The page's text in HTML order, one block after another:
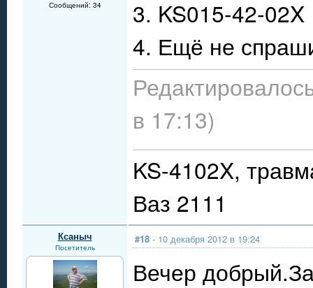
Сообщений: 34
3. KS015-42-02X
4. Ещё не
в 17:13)
KS-4102X,
Ваз 2111
Ксаныч
Посетитель
#18 - 10 декабря 2012 в 19:24
Вечер